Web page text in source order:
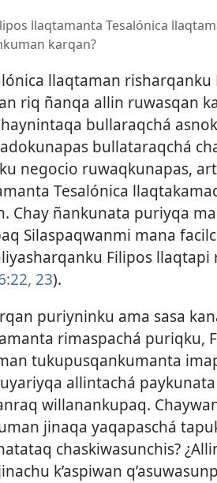
llaqtamanta Tesalónica
karqan?
llaqtaman risharqanku
riq ñanqa allin ruwasqan
bullaraqchá
bullataraqchá
negocio ruwaqkunapas,
Tesalónica
Chay ñankunata puriyqa
Silaspaqwanmi mana
Filipos llaqtapi
23).
puriyninku ama sasa
rimaspachá puriqku,
tukupusqankumanta
allintachá
willanankupaq.
jinaqa yaqapaschá
chaskiwasunchis?
k’aspiwan